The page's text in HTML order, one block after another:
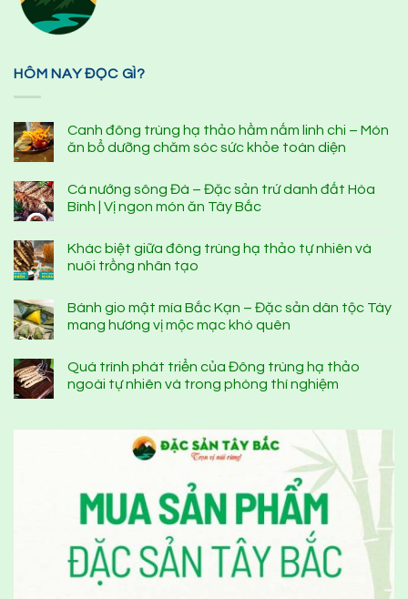
HÔM NAY ĐỌC GÌ?
Canh đông trùng hạ thảo hầm nấm linh chi – Món
ăn bổ dưỡng chăm sóc sức khỏe toàn diện
Cá nướng sông Đà – Đặc sản trứ danh đất Hòa
Bình | Vị ngon món ăn Tây Bắc
Khác biệt giữa đông trùng hạ thảo tự nhiên và
nuôi trồng nhân tạo
Bánh gio mật mía Bắc Kạn – Đặc sản dân tộc Tày
mang hương vị mộc mạc khó quên
Quá trình phát triển của Đông trùng hạ thảo
ngoài tự nhiên và trong phòng thí nghiệm